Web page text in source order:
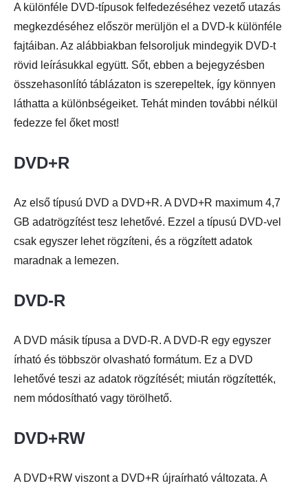
A különféle DVD-típusok felfedezéséhez vezető utazás
megkezdéséhez először merüljön el a DVD-k különféle
fajtáiban. Az alábbiakban felsoroljuk mindegyik DVD-t
rövid leírásukkal együtt. Sőt, ebben a bejegyzésben
összehasonlító táblázaton is szerepeltek, így könnyen
láthatta a különbségeiket. Tehát minden további nélkül
fedezze fel őket most!
DVD+R
Az első típusú DVD a DVD+R. A DVD+R maximum 4,7
GB adatrögzítést tesz lehetővé. Ezzel a típusú DVD-vel
csak egyszer lehet rögzíteni, és a rögzített adatok
maradnak a lemezen.
DVD-R
A DVD másik típusa a DVD-R. A DVD-R egy egyszer
írható és többször olvasható formátum. Ez a DVD
lehetővé teszi az adatok rögzítését; miután rögzítették,
nem módosítható vagy törölhető.
DVD+RW
A DVD+RW viszont a DVD+R újraírható változata. A